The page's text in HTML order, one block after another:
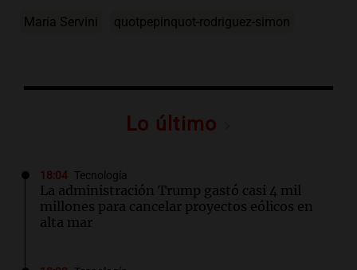
María Servini quotpepinquot-rodriguez-simon
Lo último
18:04 Tecnología
La administración Trump gastó casi 4 mil
millones para cancelar proyectos eólicos en
alta mar